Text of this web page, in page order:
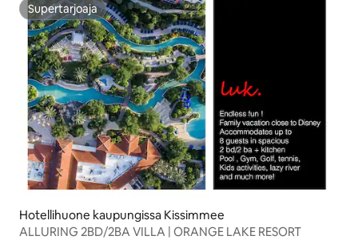
Supertarjoaja
Supertarjoaja
Hotellihuone kaupungissa Kissimmee
ALLURING 2BD/2BA VILLA | ORANGE LAKE RESORT